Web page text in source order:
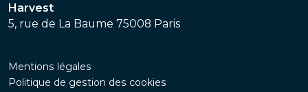
Harvest
5, rue de La Baume 75008 Paris
Mentions légales
Politique de gestion des cookies